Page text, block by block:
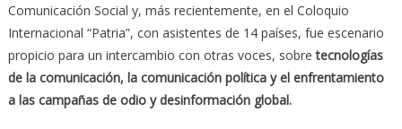
Comunicación Social y, más recientemente, en el Coloquio
Internacional “Patria”, con asistentes de 14 países, fue escenario
propicio para un intercambio con otras voces, sobretecnologías
de la comunicación, la comunicación política y el enfrentamiento
a las campañas de odio y desinformación global.